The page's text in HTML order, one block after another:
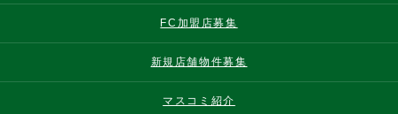
FC加盟店募集
新規店舗物件募集
マスコミ紹介